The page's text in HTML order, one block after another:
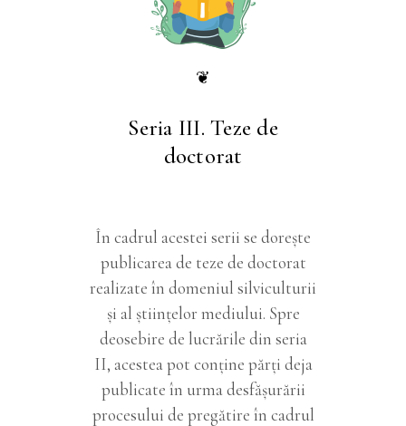
❦
Seria III. Teze de
doctorat
În cadrul acestei serii se doreşte
publicarea de teze de doctorat
realizate în domeniul silviculturii
şi al ştiinţelor mediului. Spre
deosebire de lucrările din seria
II, acestea pot conţine părţi deja
publicate în urma desfăşurării
procesului de pregătire în cadrul